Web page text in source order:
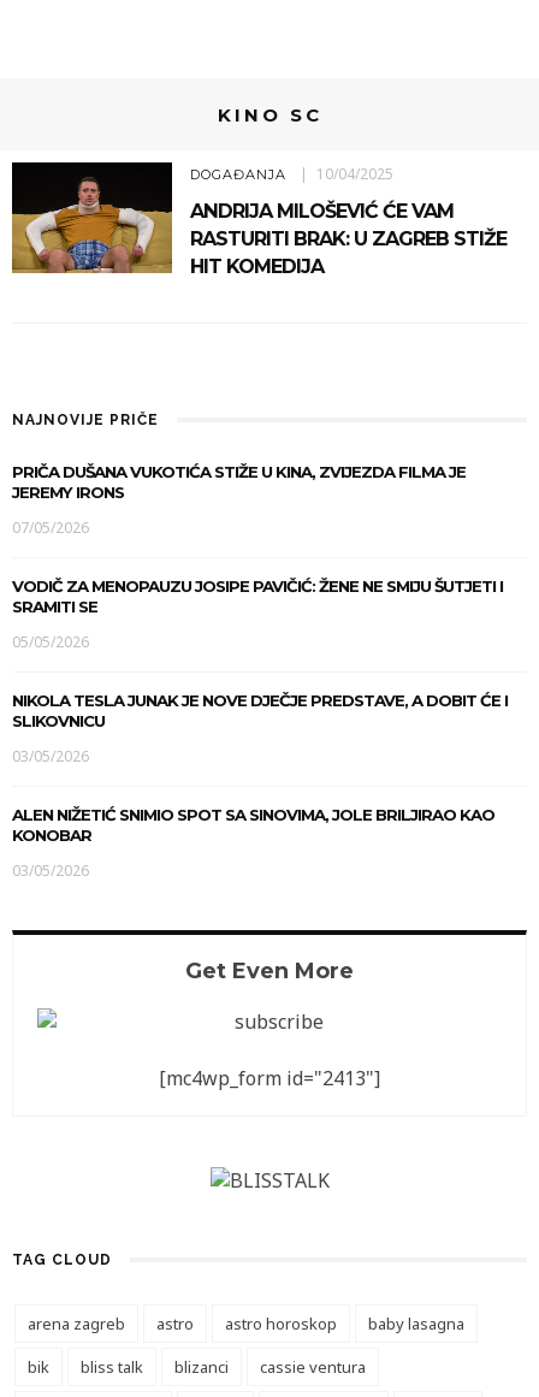
KINO SC
DOGAĐANJA 10/04/2025
ANDRIJA MILOŠEVIĆ ĆE VAM
RASTURITI BRAK: U ZAGREB STIŽE
HIT KOMEDIJA
NAJNOVIJE PRIČE
PRIČA DUŠANA VUKOTIĆA STIŽE U KINA, ZVIJEZDA FILMA JE
JEREMY IRONS
07/05/2026
VODIČ ZA MENOPAUZU JOSIPE PAVIČIĆ: ŽENE NE SMIJU ŠUTJETI I
SRAMITI SE
05/05/2026
NIKOLA TESLA JUNAK JE NOVE DJEČJE PREDSTAVE, A DOBIT ĆE I
SLIKOVNICU
03/05/2026
ALEN NIŽETIĆ SNIMIO SPOT SA SINOVIMA, JOLE BRILJIRAO KAO
KONOBAR
03/05/2026
Get Even More
[mc4wp_form id="2413"]
TAG CLOUD
arena zagreb astro astro horoskop
baby lasagna
bik
bliss talk blizanci
cassie ventura